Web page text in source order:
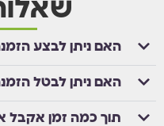
האם ניתן לבצע
האם ניתן לבטל
תוך כמה זמן אקבל